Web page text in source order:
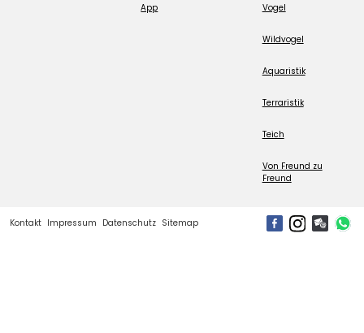
App Vogel
Wildvogel
Aquaristik
Terraristik
Teich
Von Freund zu
Freund
Kontakt Impressum Datenschutz Sitemap